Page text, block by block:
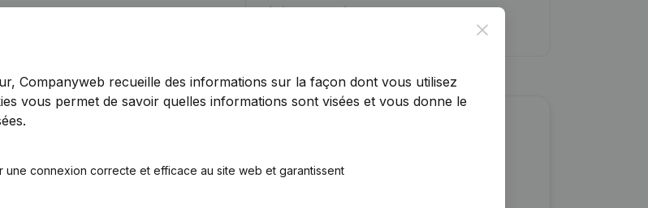
Limite de crédit
recherchez plus d’informations sur cette entreprise ?
Close
Companyweb recueille des informations sur la façon dont vous utilisez
vous permet de savoir quelles informations sont visées et vous donne le
connexion correcte et efficace au site web et garantissent